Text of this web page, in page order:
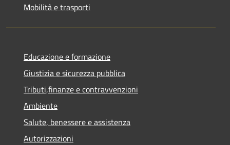
Mobilità e trasporti
Educazione e formazione
Giustizia e sicurezza pubblica
Tributi,finanze e contravvenzioni
Ambiente
Salute, benessere e assistenza
Autorizzazioni